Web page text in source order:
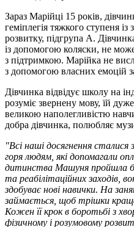
Зараз Марійці 15 років,
геміплегія тяжкого ступеня
розвитку, підгрупа А.
із допомогою коляски, не
з підтримкою. Марійка не
з допомогою власних емоцій
Дівчинка відвідує школу на
розуміє звернену мову, їй
великою наполегливістю
добра дівчинка, полюбляє
"Всі наші досягнення
горя людям, які допомагали
дитинства Машуня пройшла
та реабілітаційних заходів,
здобуває нові навички. На
займається, щоб трішки
Кожен її крок в боротьбі з
фізичному і розумовому